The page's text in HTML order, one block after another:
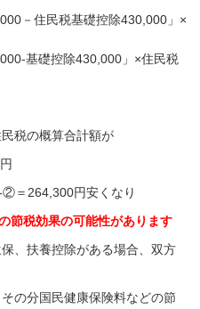
－住民税基礎控除430,000」×
基礎控除430,000」×住民税
税の概算合計額が
264,300円安くなり
節税効果の可能性があります
、扶養控除がある場合、双方
その分国民健康保険料などの節